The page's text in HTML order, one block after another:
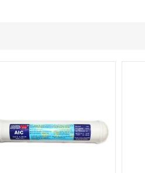
при наличии большого
на стенках сосудов и в
очищенная вода может
легкоусвояемых формах и
дополнительно
приятный и мягкий вкус.
же чувствуют разницу во